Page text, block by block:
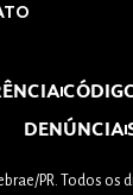
DENÚNCIA
PR. Todos os